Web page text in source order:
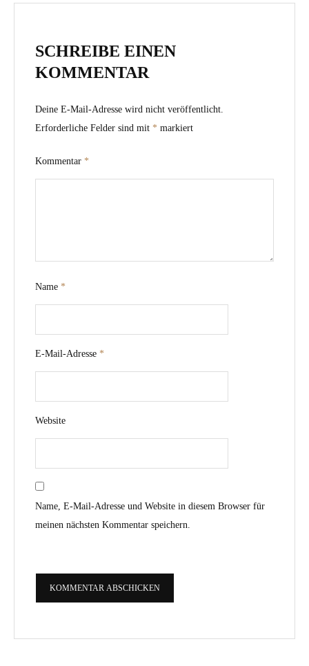
SCHREIBE EINEN
KOMMENTAR
Deine E-Mail-Adresse wird nicht veröffentlicht.
Erforderliche Felder sind mit * markiert
Kommentar *
Name *
E-Mail-Adresse *
Website
Name, E-Mail-Adresse und Website in diesem Browser für
meinen nächsten Kommentar speichern.